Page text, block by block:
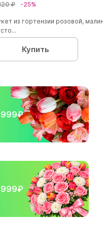
₽ -25%
из гортензии розовой,
Купить